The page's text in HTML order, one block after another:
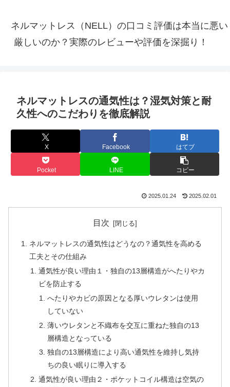
ネルマットレス（NELL）の口コミ評価は本当に悪い
厳しいのか？実際のレビューや評価を深掘り！
ネルマットレスの通気性は？湿気対策と耐
久性へのこだわりを徹底解説
X Facebook はてブ
Pocket LINE コピー
2025.01.24 2025.02.01
目次
ネルマットレスの通気性はどうなの？通気性を高める
工夫とその仕組み
通気性が良い理由１・独自の13層構造がへたりやカ
ビを防止する
へたりやカビの原因となる厚いウレタンは使用
していない
薄いウレタンと不織布を交互に重ねた独自の13
層構造となっている
独自の13層構造により高い通気性を維持し気持
ちの良い眠りに導入する
通気性が良い理由２・ポケットコイル構造は空気の